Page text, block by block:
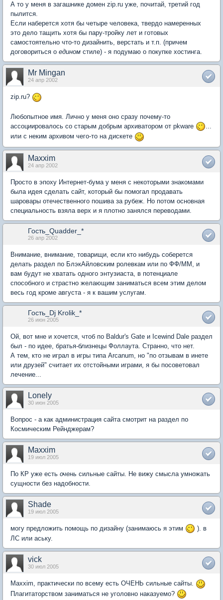
А то у меня в загашнике домен zip.ru уже, почитай, третий год
пылится.
Если наберется хотя бы четыре человека, твердо намеренных
это дело тащить хотя бы пару-тройку лет и готовых
самостоятельно что-то дизайнить, верстать и т.п. (причем
договориться о едином стиле) - я подумаю о покупке хостинга.
Mr Mingan
24 апр 2002
zip.ru?
Любопытное имя. Лично у меня оно сразу почему-то
ассоциировалось со старым добрым архиватором от pkware
или с неким архивом чего-то на дискете
Maxxim
24 апр 2002
Просто в эпоху Интернет-бума у меня с некоторыми знакомами
была идея сделать сайт, который бы помогал продавать
шаровары отечественного пошива за рубеж. Но потом основная
специальность взяла верх и я плотно занялся переводами.
Гость_Quadder_*
26 апр 2002
Внимание, внимание, товарищи, если кто нибудь соберется
делать раздел по БлэкАйловским ролевкам или по ФФ/ММ, и
вам будут не хватать одного энтузиаста, в потенциале
способного и страстно желающим заниматься всем этим делом
весь год кроме августа - я к вашим услугам.
Гость_Dj Krolik_*
26 июн 2005
Ой, вот мне и хочется, чтоб по Baldur's Gate и Icewind Dale раздел
был - по идее, братья-близнецы Фоллаута. Странно, что нет.
А тем, кто не играл в игры типа Arcanum, но "по отзывам в инете
или друзей" считает их отстойными играми, я бы посоветовал
лечение...
Lonely
30 июн 2005
Вопрос - а как администрация сайта смотрит на раздел по
Космическим Рейнджерам?
Maxxim
19 июл 2005
По КР уже есть очень сильные сайты. Не вижу смысла умножать
сущности без надобности.
Shade
19 июл 2005
могу предложить помощь по дизайну (занимаюсь я этим
). в
ЛС или аську.
vick
30 июл 2005
Maxxim, практически по всему есть ОЧЕНЬ сильные сайты.
Плагитаторством заниматься не уголовно наказуемо?